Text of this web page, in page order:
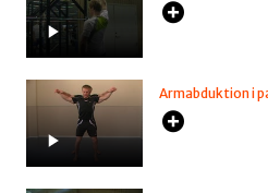
Armabduktion i